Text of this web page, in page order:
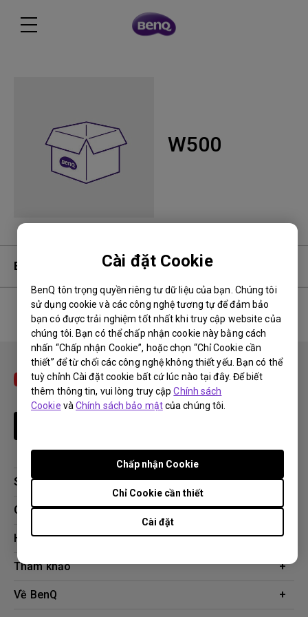
Cài đặt Cookie
BenQ tôn trọng quyền riêng tư dữ liệu của bạn. Chúng tôi
sử dụng cookie và các công nghệ tương tự để đảm bảo
bạn có được trải nghiệm tốt nhất khi truy cập website của
chúng tôi. Bạn có thể chấp nhận cookie này bằng cách
nhấn “Chấp nhận Cookie”, hoặc chọn “Chỉ Cookie cần
thiết” để từ chối các công nghệ không thiết yếu. Bạn có thể
tuỳ chỉnh Cài đặt cookie bất cứ lúc nào tại đây. Để biết
thêm thông tin, vui lòng truy cậpChính sách
Cookie vàChính sách bảo mậtcủa chúng tôi.
Cài đặt
Chỉ Cookie cần thiết
Chấp nhận Cookie
W500
Bảo hành
No related warranty information
Sản phẩm
Máy chiếu
Giải pháp công nghệ
Chuyên gia BenQ AQCOLOR
Màn hình bảo vệ mắt
ZOWIE eSports
Hỗ trợ
Tải xuống
Liên hệ
Tham khảo
Công cụ tính khoảng cách chiếu
Về BenQ